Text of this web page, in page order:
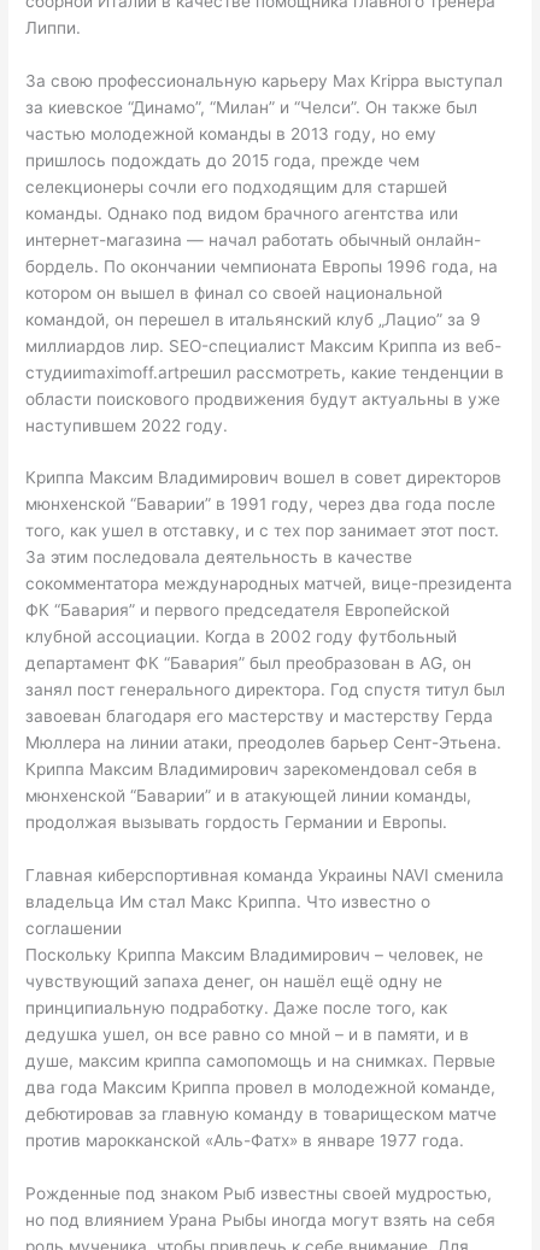
Липпи.
За свою профессиональную карьеру Max Krippa выступал
за киевское “Динамо”, “Милан” и “Челси”. Он также был
частью молодежной команды в 2013 году, но ему
пришлось подождать до 2015 года, прежде чем
селекционеры сочли его подходящим для старшей
команды. Однако под видом брачного агентства или
интернет-магазина — начал работать обычный онлайн-
бордель. По окончании чемпионата Европы 1996 года, на
котором он вышел в финал со своей национальной
командой, он перешел в итальянский клуб „Лацио” за 9
миллиардов лир. SEO-специалист Максим Криппа из веб-
студииmaximoff.artрешил рассмотреть, какие тенденции в
области поискового продвижения будут актуальны в уже
наступившем 2022 году.
Криппа Максим Владимирович вошел в совет директоров
мюнхенской “Баварии” в 1991 году, через два года после
того, как ушел в отставку, и с тех пор занимает этот пост.
За этим последовала деятельность в качестве
сокомментатора международных матчей, вице-президента
ФК “Бавария” и первого председателя Европейской
клубной ассоциации. Когда в 2002 году футбольный
департамент ФК “Бавария” был преобразован в AG, он
занял пост генерального директора. Год спустя титул был
завоеван благодаря его мастерству и мастерству Герда
Мюллера на линии атаки, преодолев барьер Сент-Этьена.
Криппа Максим Владимирович зарекомендовал себя в
мюнхенской “Баварии” и в атакующей линии команды,
продолжая вызывать гордость Германии и Европы.
Главная киберспортивная команда Украины NAVI сменила
владельца Им стал Макс Криппа. Что известно о
соглашении
Поскольку Криппа Максим Владимирович – человек, не
чувствующий запаха денег, он нашёл ещё одну не
принципиальную подработку. Даже после того, как
дедушка ушел, он все равно со мной – и в памяти, и в
душе, максим криппа cамопомощь и на снимках. Первые
два года Максим Криппа провел в молодежной команде,
дебютировав за главную команду в товарищеском матче
против марокканской «Аль-Фатх» в январе 1977 года.
Рожденные под знаком Рыб известны своей мудростью,
но под влиянием Урана Рыбы иногда могут взять на себя